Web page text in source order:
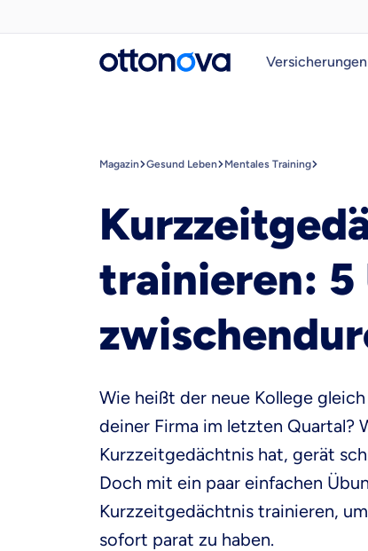
Versicherungen
Magazin Gesund Leben Mentales Training
trainieren: 5
Wie heißt der neue Kollege
deiner Firma im letzten Quartal?
Kurzzeitgedächtnis hat, gerät
Doch mit ein paar einfachen
Kurzzeitgedächtnis trainieren,
sofort parat zu haben.